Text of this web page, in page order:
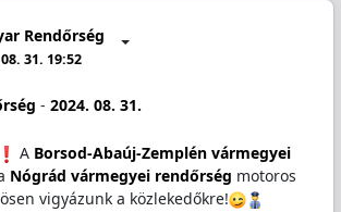
Rendőrség
31. 19:52
- 2024. 08. 31.
A Borsod-Abaúj-Zemplén vármegyei
Nógrád vármegyei rendőrség motoros
vigyázunk a közlekedőkre!